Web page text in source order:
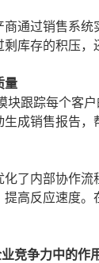
通过销售系
库存的积压，
量
块跟踪每个客
成销售报告，
了内部协作
高反应速度
竞争力中的作